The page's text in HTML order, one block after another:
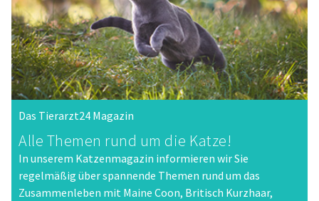
Das Tierarzt24 Magazin
Alle Themen rund um die Katze!
In unserem Katzenmagazin informieren wir Sie
regelmäßig über spannende Themen rund um das
Zusammenleben mit Maine Coon, Britisch Kurzhaar,